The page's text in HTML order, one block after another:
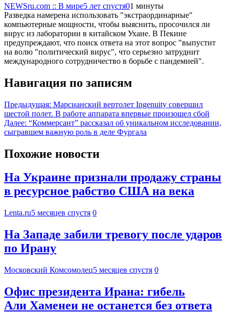
NEWSru.com :: В мире5 лет спустя01 минуты
Разведка намерена использовать "экстраординарные"
компьютерные мощности, чтобы выяснить, просочился ли
вирус из лаборатории в китайском Ухане. В Пекине
предупреждают, что поиск ответа на этот вопрос "выпустит
на волю "политический вирус", что серьезно затруднит
международного сотрудничество в борьбе с пандемией".
Навигация по записям
Предыдущая: Марсианский вертолет Ingenuity совершил
шестой полет. В работе аппарата впервые произошел сбой
Далее: “Коммерсант” рассказал об уникальном исследовании,
сыгравшем важную роль в деле Фургала
Похожие новости
На Украине признали продажу страны
в ресурсное рабство США на века
Lenta.ru5 месяцев спустя 0
На Западе забили тревогу после ударов
по Ирану
Московский Комсомолец5 месяцев спустя 0
Офис президента Ирана: гибель
Али Хаменеи не останется без ответа